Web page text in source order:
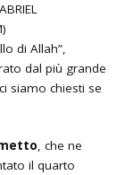
di Allah”,
dal più grande
siamo chiesti se
, che ne
il quarto